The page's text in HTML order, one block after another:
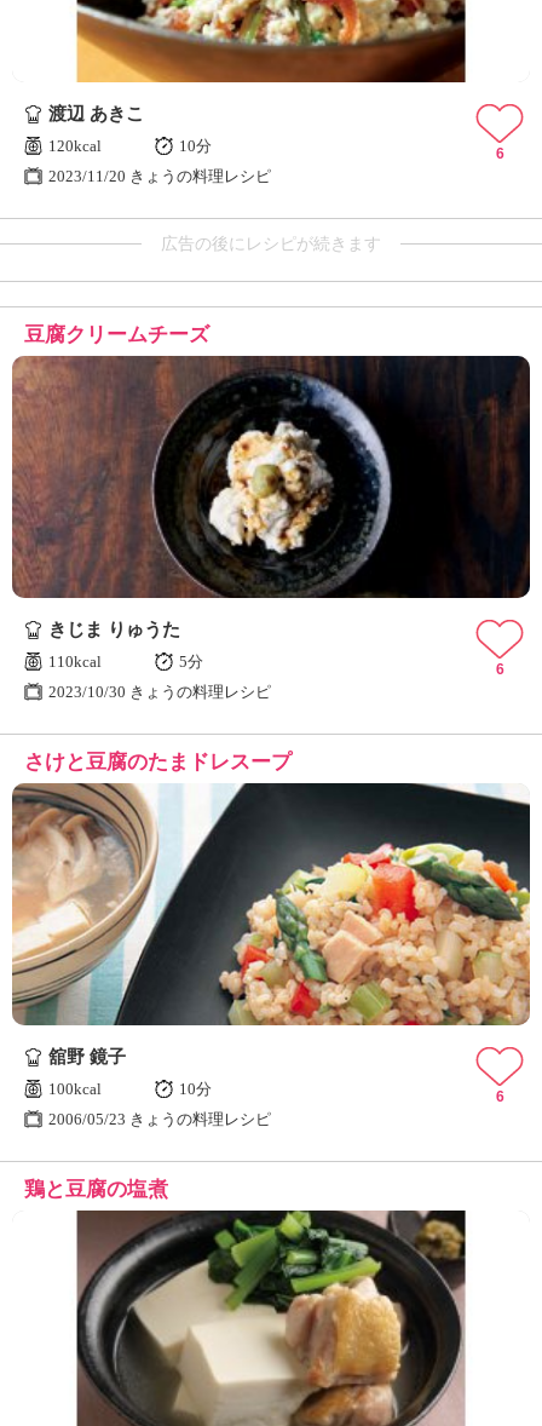
渡辺 あきこ
120kcal
10分
2023/11/20 きょうの料理レシピ
6
広告の後にレシピが続きます
豆腐クリームチーズ
きじま りゅうた
110kcal
5分
2023/10/30 きょうの料理レシピ
6
さけと豆腐のたまドレスープ
舘野 鏡子
100kcal
10分
2006/05/23 きょうの料理レシピ
6
鶏と豆腐の塩煮